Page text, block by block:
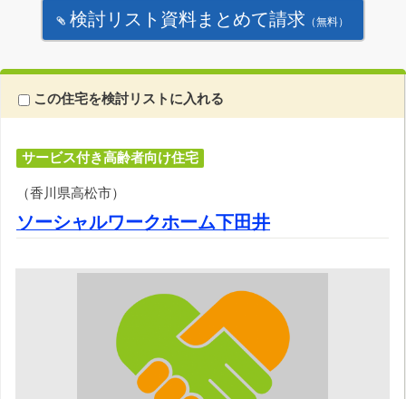
検討リスト資料まとめて請求 （無料）
この住宅を検討リストに入れる
サービス付き高齢者向け住宅
（香川県高松市）
ソーシャルワークホーム下田井